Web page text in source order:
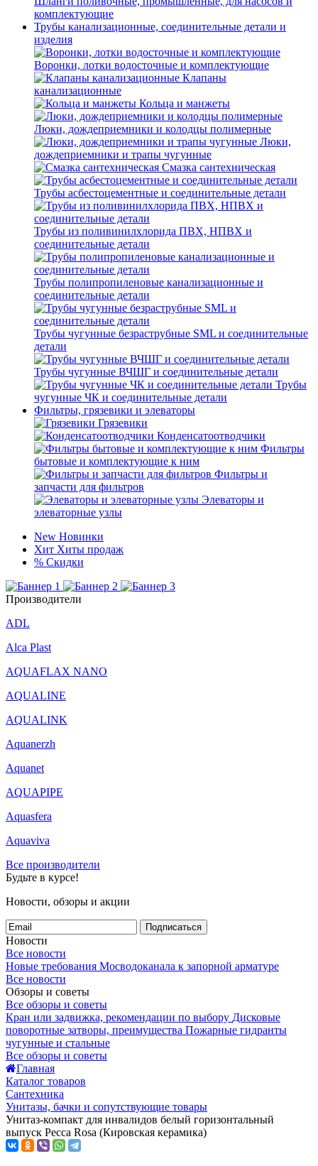
комплектующие
Трубы канализационные, соединительные детали и
изделия
Воронки, лотки водосточные и комплектующие
Клапаны
канализационные
Кольца и манжеты
Люки, дождеприемники и колодцы полимерные
Люки,
дождеприемники и трапы чугунные
Смазка сантехническая
Трубы асбестоцементные и соединительные детали
Трубы из поливинилхлорида ПВХ, НПВХ и
соединительные детали
Трубы полипропиленовые канализационные и
соединительные детали
Трубы чугунные безраструбные SML и соединительные
детали
Трубы чугунные ВЧШГ и соединительные детали
Трубы
чугунные ЧК и соединительные детали
Фильтры, грязевики и элеваторы
Грязевики
Конденсатоотводчики
Фильтры
бытовые и комплектующие к ним
Фильтры и
запчасти для фильтров
Элеваторы и
элеваторные узлы
New Новинки
Хит Хиты продаж
% Скидки
Производители
ADL
Alca Plast
AQUAFLAX NANO
AQUALINE
AQUALINK
Aquanerzh
Aquanet
AQUAPIPE
Aquasfera
Aquaviva
Все производители
Будьте в курсе!
Новости, обзоры и акции
Подписаться
Новости
Все новости
Новые требования Мосводоканала к запорной арматуре
Все новости
Обзоры и советы
Все обзоры и советы
Кран или задвижка, рекомендации по выбору Дисковые
поворотные затворы, преимущества Пожарные гидранты
чугунные и стальные
Все обзоры и советы
Главная
Каталог товаров
Сантехника
Унитазы, бачки и сопутствующие товары
Унитаз-компакт для инвалидов белый горизонтальный
выпуск Ресса Rosa (Кировская керамика)